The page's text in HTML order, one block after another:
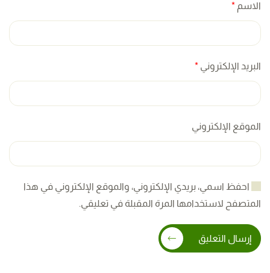
الاسم *
البريد الإلكتروني *
الموقع الإلكتروني
احفظ اسمي، بريدي الإلكتروني، والموقع الإلكتروني في هذا
المتصفح لاستخدامها المرة المقبلة في تعليقي.
إرسال التعليق